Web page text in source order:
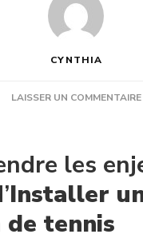
CYNTHIA
LAISSER UN COMMENTAIRE
les
Installer
tennis